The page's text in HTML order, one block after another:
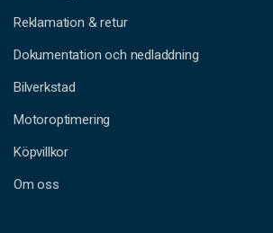
Reklamation & retur
Dokumentation och nedladdning
Bilverkstad
Motoroptimering
Köpvillkor
Om oss